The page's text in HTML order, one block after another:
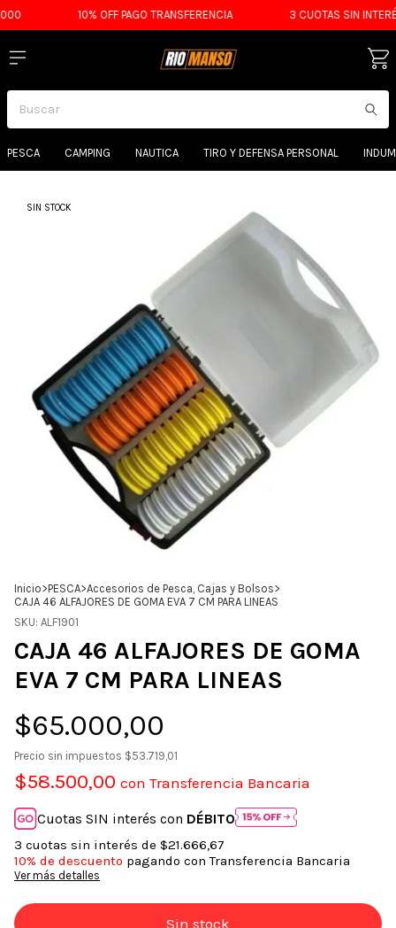
10% OFF PAGO TRANSFERENCIA 3 CUOTAS SIN INTERÉS
PESCA CAMPING NAUTICA TIRO Y DEFENSA PERSONAL
SIN STOCK
Inicio>PESCA>Accesorios de Pesca, Cajas y Bolsos>
CAJA 46 ALFAJORES DE GOMA EVA 7 CM PARA LINEAS
SKU: ALF1901
CAJA 46 ALFAJORES DE GOMA
EVA 7 CM PARA LINEAS
$65.000,00
Precio sin impuestos $53.719,01
$58.500,00 con Transferencia Bancaria
Cuotas SIN interés con DÉBITO
3 cuotas sin interés de $21.666,67
10% de descuento pagando con Transferencia Bancaria
Ver más detalles